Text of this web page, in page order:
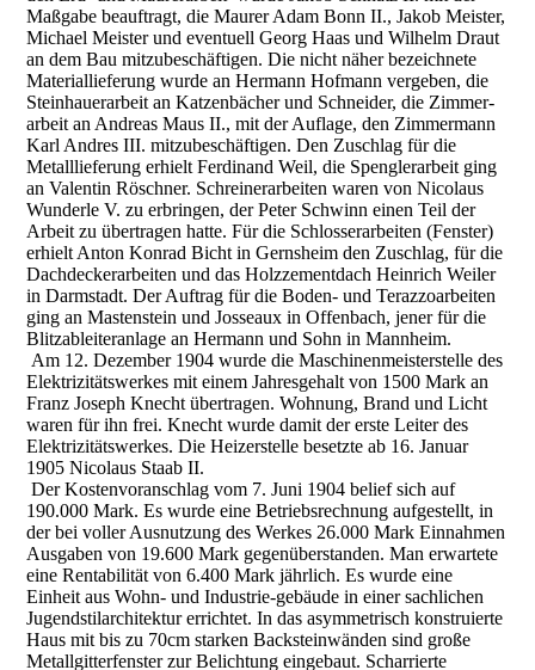
Maßgabe beauftragt, die Maurer Adam Bonn II., Jakob Meister,
Michael Meister und eventuell Georg Haas und Wilhelm Draut
an dem Bau mitzubeschäftigen. Die nicht näher bezeichnete
Materiallieferung wurde an Hermann Hofmann vergeben, die
Steinhauerarbeit an Katzenbächer und Schneider, die Zimmer-
arbeit an Andreas Maus II., mit der Auflage, den Zimmermann
Karl Andres III. mitzubeschäftigen. Den Zuschlag für die
Metalllieferung erhielt Ferdinand Weil, die Spenglerarbeit ging
an Valentin Röschner. Schreinerarbeiten waren von Nicolaus
Wunderle V. zu erbringen, der Peter Schwinn einen Teil der
Arbeit zu übertragen hatte. Für die Schlosserarbeiten (Fenster)
erhielt Anton Konrad Bicht in Gernsheim den Zuschlag, für die
Dachdeckerarbeiten und das Holzzementdach Heinrich Weiler
in Darmstadt. Der Auftrag für die Boden- und Terazzoarbeiten
ging an Mastenstein und Josseaux in Offenbach, jener für die
Blitzableiteranlage an Hermann und Sohn in Mannheim.
Am 12. Dezember 1904 wurde die Maschinenmeisterstelle des
Elektrizitätswerkes mit einem Jahresgehalt von 1500 Mark an
Franz Joseph Knecht übertragen. Wohnung, Brand und Licht
waren für ihn frei. Knecht wurde damit der erste Leiter des
Elektrizitätswerkes. Die Heizerstelle besetzte ab 16. Januar
1905 Nicolaus Staab II.
Der Kostenvoranschlag vom 7. Juni 1904 belief sich auf
190.000 Mark. Es wurde eine Betriebsrechnung aufgestellt, in
der bei voller Ausnutzung des Werkes 26.000 Mark Einnahmen
Ausgaben von 19.600 Mark gegenüberstanden. Man erwartete
eine Rentabilität von 6.400 Mark jährlich. Es wurde eine
Einheit aus Wohn- und Industrie-gebäude in einer sachlichen
Jugendstilarchitektur errichtet. In das asymmetrisch konstruierte
Haus mit bis zu 70cm starken Backsteinwänden sind große
Metallgitterfenster zur Belichtung eingebaut. Scharrierte